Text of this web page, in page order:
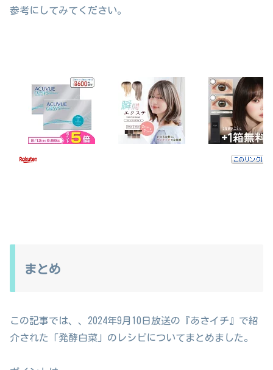
参考にしてみてください。
まとめ
この記事では、、2024年9月10日放送の『あさイチ』で紹
介された「発酵白菜」のレシピについてまとめました。